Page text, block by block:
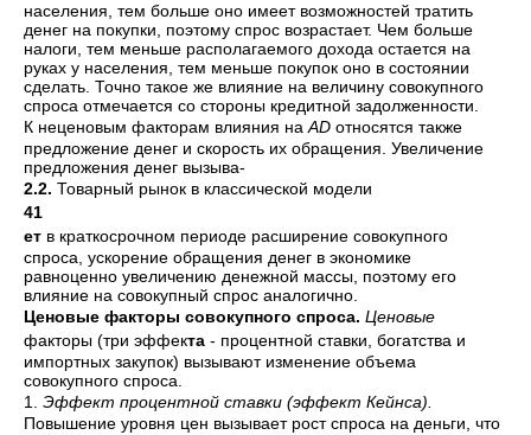
населения, тем больше оно имеет возможностей тратить
денег на покупки, поэтому спрос возрастает. Чем больше
налоги, тем меньше располагаемого дохода остается на
руках у населения, тем меньше покупок оно в состоянии
сделать. Точно такое же влияние на величину совокупного
спроса отмечается со стороны кредитной задол­женности.
К неценовым факторам влияния на AD относятся также
предложение денег и скорость их обращения. Увеличение
предложения денег вызыва-
2.2. Товарный рынок в классической модели
41
ет в краткосрочном периоде расширение совокупного
спроса, ускорение обращения денег в экономике
равноценно увеличению денежной массы, поэтому его
влияние на совокупный спрос аналогично.
Ценовые факторы совокупного спроса. Ценовые
факторы (три эффек­та - процентной ставки, богатства и
импортных закупок) вызывают из­менение объема
совокупного спроса.
1. Эффект процентной ставки (эффект Кейнса).
Повышение уровня цен вызывает рост спроса на деньги, что